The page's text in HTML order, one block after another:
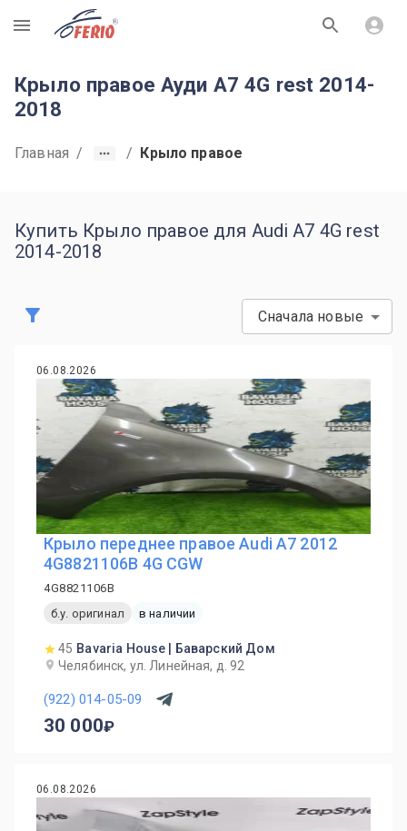
R
Крыло правое Ауди А7 4G rest 2014-
2018
Главная / / Крыло правое
Купить Крыло правое для Audi A7 4G rest
2014-2018
Сначала новые
06.08.2026
Крыло переднее правое Audi A7 2012
4G8821106B 4G CGW
4G8821106B
б.у. оригинал
в наличии
45 Bavaria House | Баварский Дом
Челябинск, ул. Линейная, д. 92
(922) 014-05-09
30 000
06.08.2026